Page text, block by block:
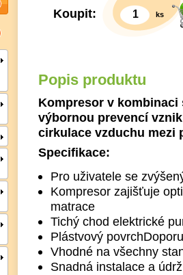
Koupit: ks
Popis produktu
Kompresor v
výbornou prevencí
cirkulace vzduchu mezi
Specifikace:
Pro uživatele se
Kompresor zajišťuje
matrace
Tichý chod elektrické
Plástvový
Vhodné na všechny
Snadná instalace a